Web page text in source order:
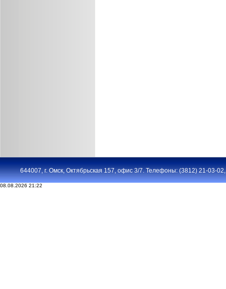
644007, г. Омск, Октябрьская 157, офис 3/7. Телефоны: (3812) 21-03-02,
08.08.2026 21:22